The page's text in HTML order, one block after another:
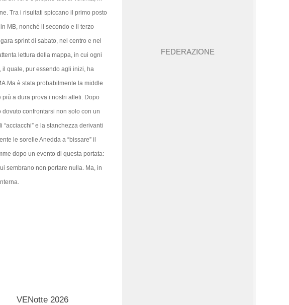
Tra i risultati spiccano il primo posto
MB, nonché il secondo e il terzo
sprint di sabato, nel centro e nel
lettura della mappa, in cui ogni
il quale, pur essendo agli inizi, ha
è stata probabilmente la middle
a dura prova i nostri atleti. Dopo
confrontarsi non solo con un
e la stanchezza derivanti
le sorelle Anedda a “bissare” il
dopo un evento di questa portata:
sembrano non portare nulla. Ma, in
VENotte 2026
FEDERAZIONE